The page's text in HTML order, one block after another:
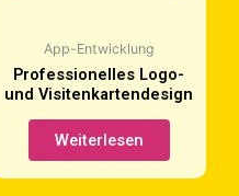
App-Entwicklung
Professionelles Logo-
und Visitenkartendesign
Weiterlesen